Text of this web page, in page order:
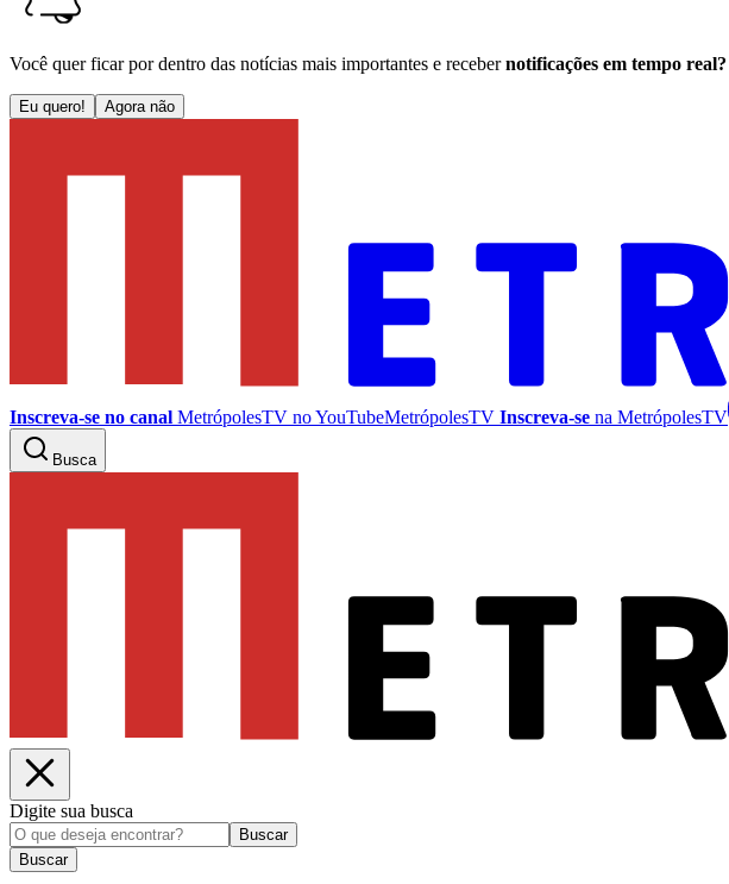
Você quer ficar por dentro das notícias mais importantes e receber notificações em tempo real?
Eu quero! Agora não
Inscreva-se no canal MetrópolesTV noYouTubeMetrópolesTV Inscreva-se na MetrópolesTV
Busca
Digite sua busca
Buscar
Buscar